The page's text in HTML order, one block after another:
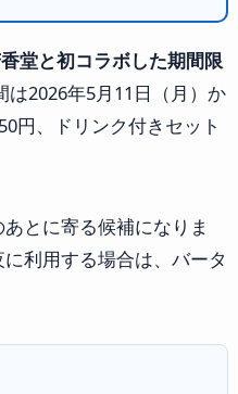
堂と初コラボした期間限
は2026年5月11日（月）か
円、ドリンク付きセット
とに寄る候補になりま
利用する場合は、バータ